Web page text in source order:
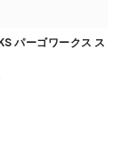
パーゴワークス ス